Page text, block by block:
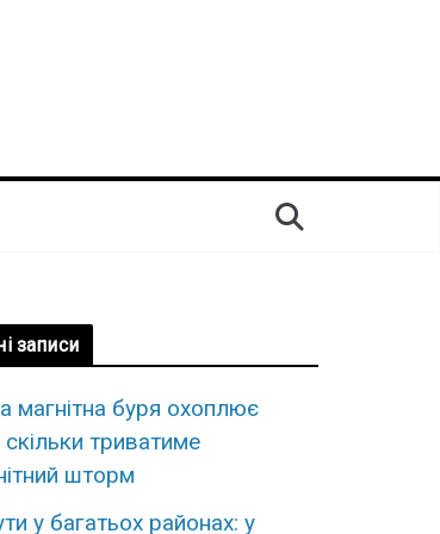
записи
магнітна буря охоплює
триватиме
шторм
у багатьох районах: у